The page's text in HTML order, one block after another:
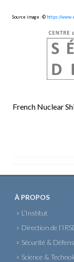
Source image : © https://
French Nuclear
À PROPOS
L’Institut
Direction de
Sécurité &
Science &